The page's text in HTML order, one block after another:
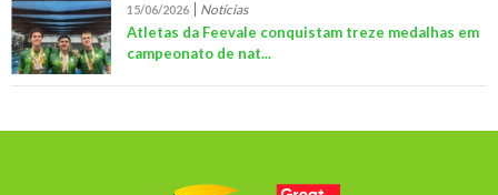
15/06/2026 Notícias
Atletas da Feevale conquistam treze medalhas em
campeonato de nat...